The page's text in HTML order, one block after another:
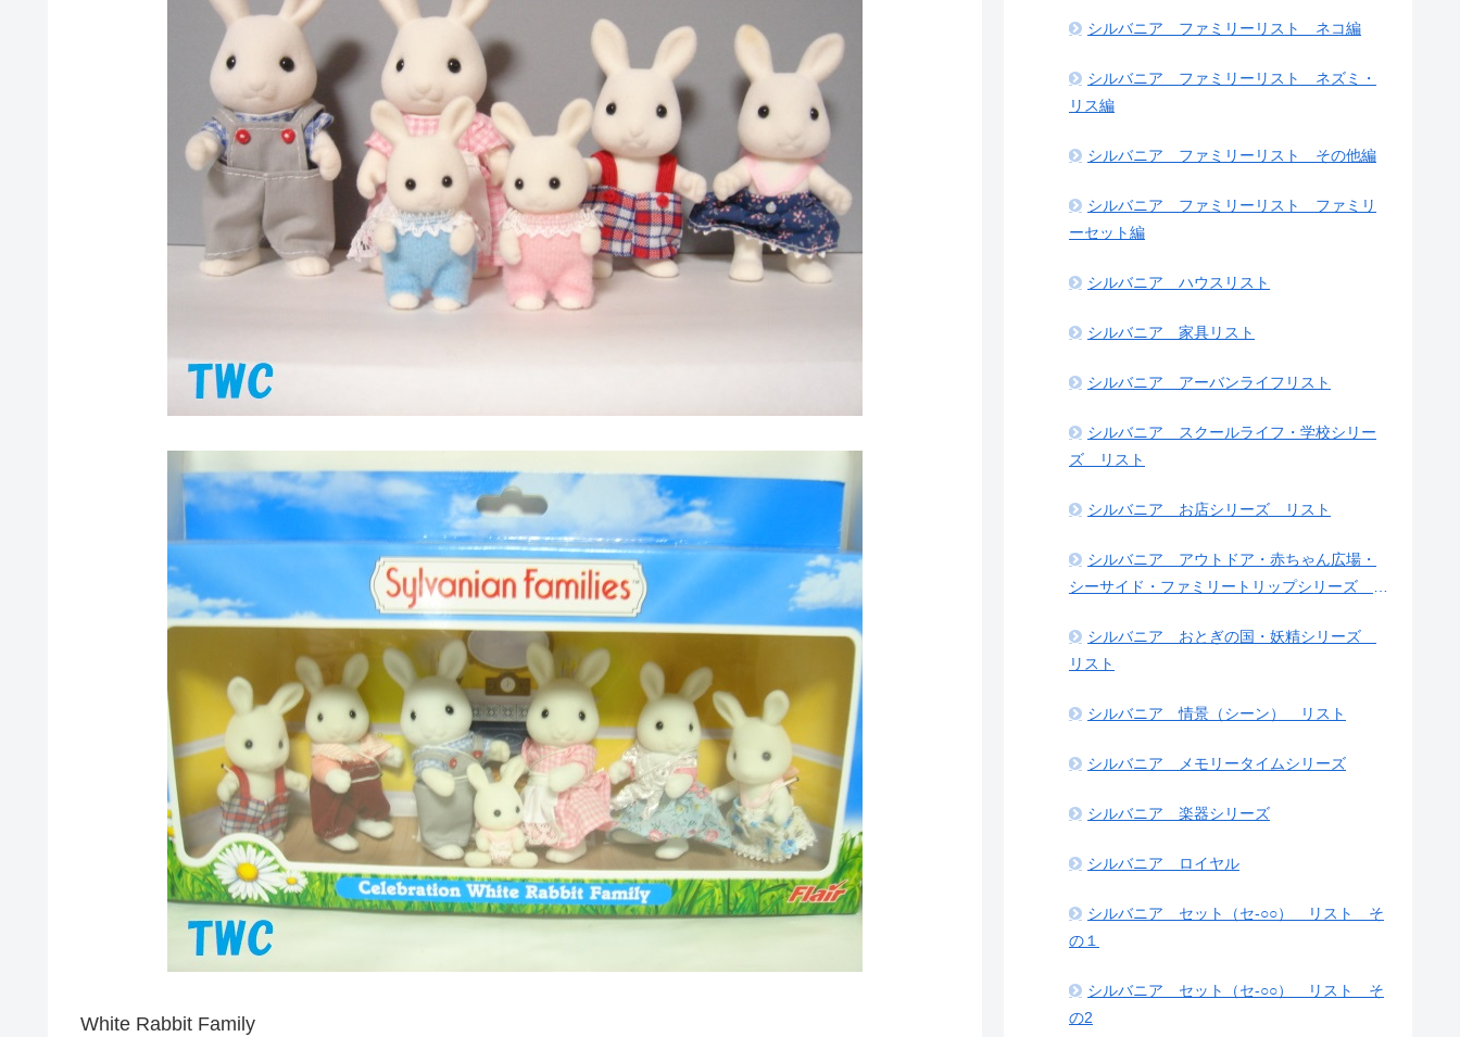
White Rabbit Family
シルバニア ファミリーリスト ネコ編
シルバニア ファミリーリスト ネズミ・
リス編
シルバニア ファミリーリスト その他編
シルバニア ファミリーリスト ファミリ
ーセット編
シルバニア ハウスリスト
シルバニア 家具リスト
シルバニア アーバンライフリスト
シルバニア スクールライフ・学校シリー
ズ リスト
シルバニア お店シリーズ リスト
シルバニア アウトドア・赤ちゃん広場・
シーサイド・ファミリートリップシリーズ リ
シルバニア おとぎの国・妖精シリーズ
リスト
シルバニア 情景（シーン） リスト
シルバニア メモリータイムシリーズ
シルバニア 楽器シリーズ
シルバニア ロイヤル
シルバニア セット（セ-○○） リスト そ
の１
シルバニア セット（セ-○○） リスト そ
の2